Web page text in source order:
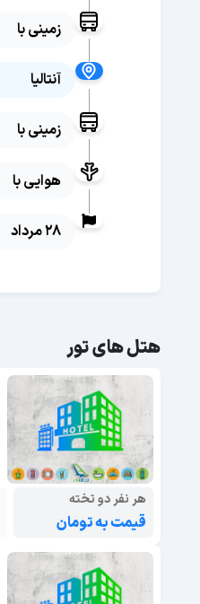
زمینی با
آنتالیا
زمینی با
هوایی با
28 مرداد
هتل های تور
هر نفر دو تخته
قیمت به تومان